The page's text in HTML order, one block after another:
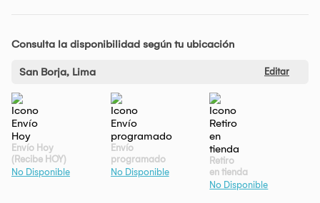
Consulta la disponibilidad según tu ubicación
San Borja, Lima Editar
Envío Hoy
(Recibe HOY)
No Disponible
Envío
programado
No Disponible
Retiro
en tienda
No Disponible